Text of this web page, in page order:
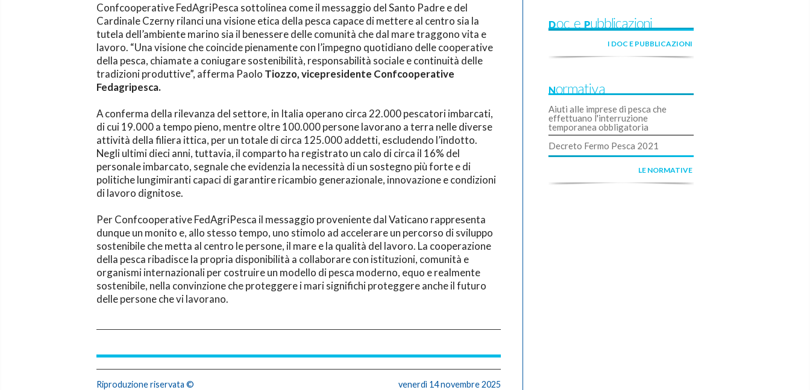
Confcooperative FedAgriPesca sottolinea come il messaggio del Santo Padre e del
Cardinale Czerny rilanci una visione etica della pesca capace di mettere al centro sia la
tutela dell’ambiente marino sia il benessere delle comunità che dal mare traggono vita e
lavoro. “Una visione che coincide pienamente con l’impegno quotidiano delle cooperative
della pesca, chiamate a coniugare sostenibilità, responsabilità sociale e continuità delle
tradizioni produttive”, afferma Paolo Tiozzo, vicepresidente Confcooperative
Fedagripesca.
A conferma della rilevanza del settore, in Italia operano circa 22.000 pescatori imbarcati,
di cui 19.000 a tempo pieno, mentre oltre 100.000 persone lavorano a terra nelle diverse
attività della filiera ittica, per un totale di circa 125.000 addetti, escludendo l’indotto.
Negli ultimi dieci anni, tuttavia, il comparto ha registrato un calo di circa il 16% del
personale imbarcato, segnale che evidenzia la necessità di un sostegno più forte e di
politiche lungimiranti capaci di garantire ricambio generazionale, innovazione e condizioni
di lavoro dignitose.
Per Confcooperative FedAgriPesca il messaggio proveniente dal Vaticano rappresenta
dunque un monito e, allo stesso tempo, uno stimolo ad accelerare un percorso di sviluppo
sostenibile che metta al centro le persone, il mare e la qualità del lavoro. La cooperazione
della pesca ribadisce la propria disponibilità a collaborare con istituzioni, comunità e
organismi internazionali per costruire un modello di pesca moderno, equo e realmente
sostenibile, nella convinzione che proteggere i mari significhi proteggere anche il futuro
delle persone che vi lavorano.
Riproduzione riservata © venerdì 14 novembre 2025
Doc e Pubblicazioni
I DOC E PUBBLICAZIONI
Normativa
Aiuti alle imprese di pesca che
effettuano l'interruzione
temporanea obbligatoria
Decreto Fermo Pesca 2021
LE NORMATIVE